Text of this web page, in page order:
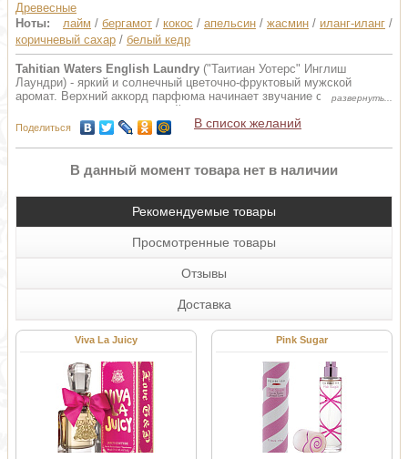
Древесные
Ноты:
лайм / бергамот / кокос / апельсин / жасмин / иланг-иланг /
коричневый сахар / белый кедр
Tahitian Waters English Laundry ("Таитиан Уотерс" Инглиш
Лаундри) - яркий и солнечный цветочно-фруктовый мужской
аромат. Верхний аккорд парфюма начинает звучание с игристой
свежести цитрусовых нот лайма, апельсина и бергамота, в
которую органично вливается запах кокосового ореха. В сердце
композиции пьянящий медовый запах жасмина соединяется с
дурманящим пряно-цветочным ароматом экзотического иланг-
иланга. Финальный аккорд дарит сладкий, почти гурманский запах
коричневого сахара, в котором растворяются хвойно-пряные ноты
Поделиться В список желаний
В данный момент товара нет в наличии
Рекомендуемые товары
Просмотренные товары
Отзывы
Доставка
Viva La Juicy Pink Sugar